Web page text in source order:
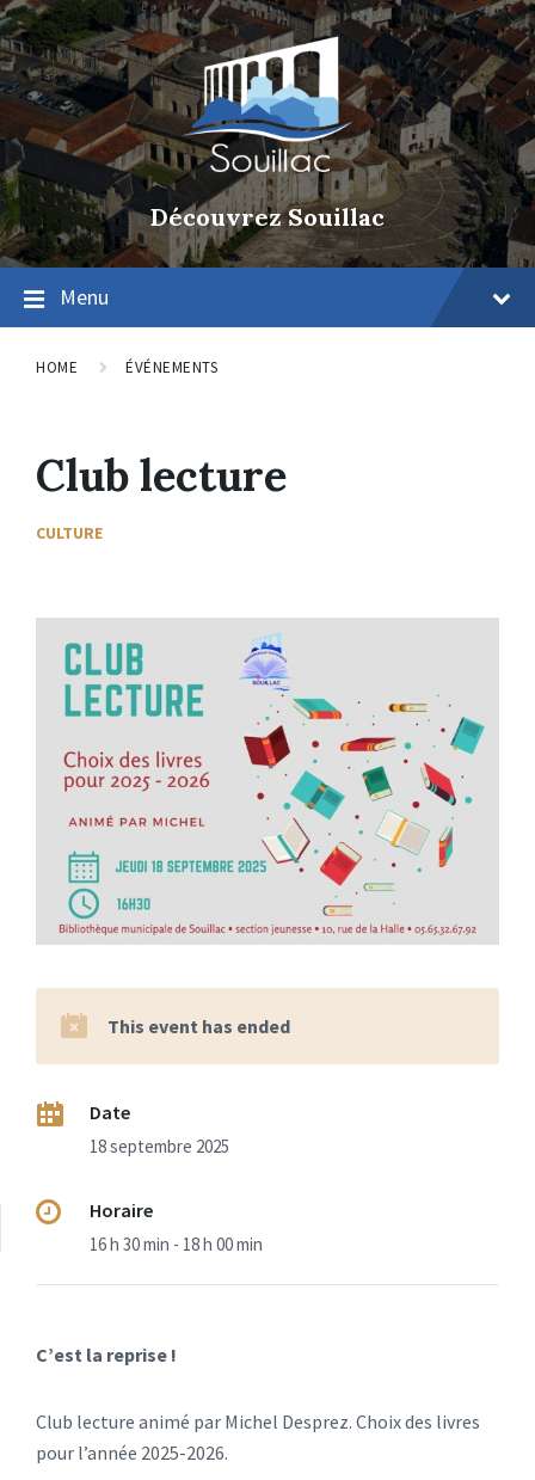
Découvrez Souillac
Menu
HOME ÉVÉNEMENTS
Club lecture
CULTURE
This event has ended
Date
18 septembre 2025
Horaire
16 h 30 min - 18 h 00 min
C’est la reprise !
Club lecture animé par Michel Desprez. Choix des livres
pour l’année 2025-2026.